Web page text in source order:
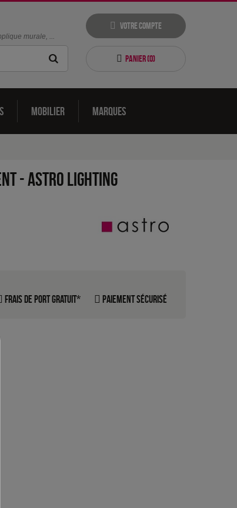
murale, ...
Votre compte
Panier (0)
Mobilier Marques
-Astro Lighting
Frais de port gratuit* Paiement sécurisé